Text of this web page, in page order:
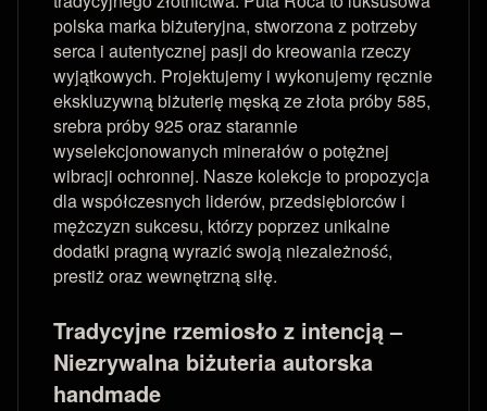
polska marka biżuteryjna, stworzona z potrzeby
serca i autentycznej pasji do kreowania rzeczy
wyjątkowych. Projektujemy i wykonujemy ręcznie
ekskluzywną biżuterię męską ze złota próby 585,
srebra próby 925 oraz starannie
wyselekcjonowanych minerałów o potężnej
wibracji ochronnej. Nasze kolekcje to propozycja
dla współczesnych liderów, przedsiębiorców i
mężczyzn sukcesu, którzy poprzez unikalne
dodatki pragną wyrazić swoją niezależność,
prestiż oraz wewnętrzną siłę.
Tradycyjne rzemiosło z intencją –
Niezrywalna biżuteria autorska
handmade